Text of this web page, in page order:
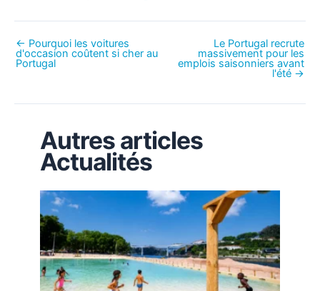
← Pourquoi les voitures
d'occasion coûtent si cher au
Portugal
Le Portugal recrute
massivement pour les
emplois saisonniers avant
l'été →
Autres articles
Actualités